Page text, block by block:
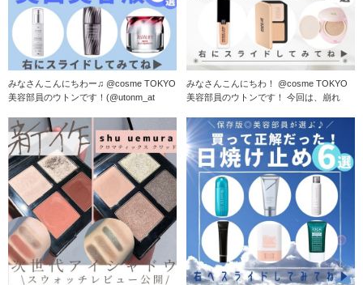
みなさんこんにちわー♫ @cosme TOKYO
美容部員のウトンです！(@utonm_at
みなさんこんにちわ！ @cosme TOKYO
美容部員のウトンです！ 今回は、崩れ